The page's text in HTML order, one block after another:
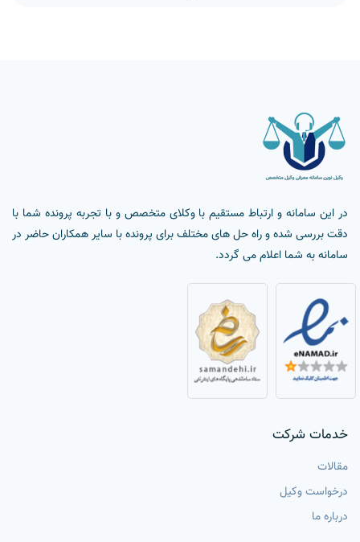
در این سامانه و ارتباط مستقیم با وکلای متخصص و با تجربه پرونده شما با
دقت بررسی شده و راه حل های مختلف برای پرونده با سایر همکاران حاضر در
سامانه به شما اعلام می گردد.
خدمات شرکت
مقالات
درخواست وکیل
درباره ما